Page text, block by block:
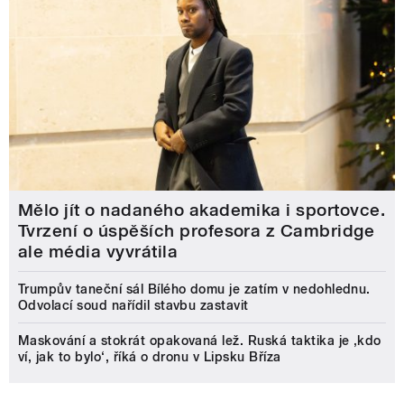
Mělo jít o nadaného akademika i sportovce.
Tvrzení o úspěších profesora z Cambridge
ale média vyvrátila
Trumpův taneční sál Bílého domu je zatím v nedohlednu.
Odvolací soud nařídil stavbu zastavit
Maskování a stokrát opakovaná lež. Ruská taktika je ‚kdo
ví, jak to bylo‘, říká o dronu v Lipsku Bříza